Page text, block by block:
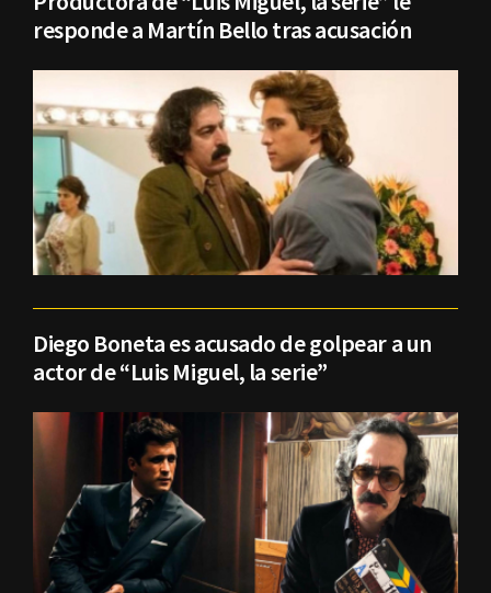
responde a Martín Bello tras acusación
Diego Boneta es acusado de golpear a un
actor de “Luis Miguel, la serie”